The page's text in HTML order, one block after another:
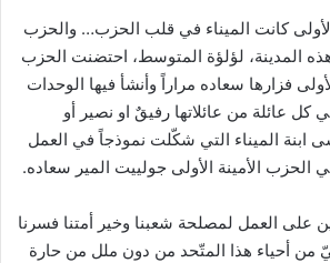
كانت الميناء في قلب الحزب… والحزب
المدينة، لؤلؤة المتوسط، احتضنت الحزب
فزارها سعاده مراراً وأنشأ فيها الوحدات
كل عائلة من عائلاتها رفيقٌ او نصير أو
ابنة الميناء التي شكّلت نموذجاً في العمل
الحزب الأمينة الأولى جولييت المير سعاده.
على العمل لمصلحة شعبنا وخير أمتنا فسرنا
أحياء هذا المتّحد من دون ملل من حارة